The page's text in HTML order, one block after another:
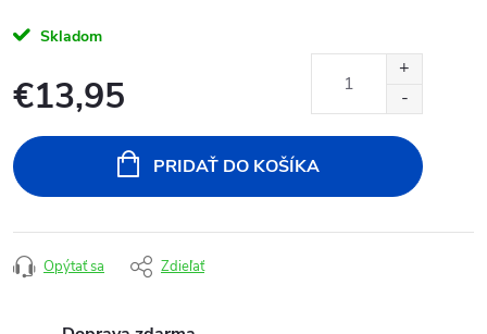
Skladom
€13,95
cena:
PRIDAŤ DO KOŠÍKA
Opýtať sa Zdieľať